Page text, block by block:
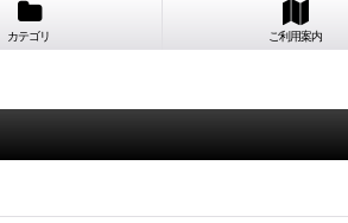
カテゴリ ご利用案内